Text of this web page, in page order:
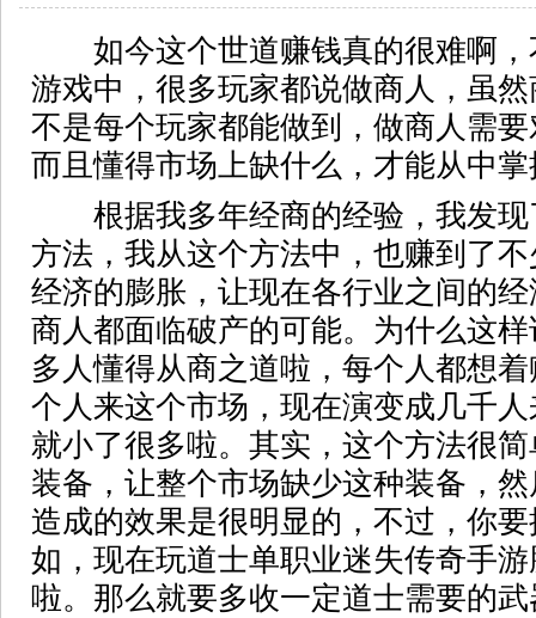
如今这个世道赚钱真的很难啊，
游戏中，很多玩家都说做商人，虽
不是每个玩家都能做到，做商人需
而且懂得市场上缺什么，才能从中
根据我多年经商的经验，我发现
方法，我从这个方法中，也赚到了
经济的膨胀，让现在各行业之间的
商人都面临破产的可能。为什么这
多人懂得从商之道啦，每个人都想
个人来这个市场，现在演变成几千
就小了很多啦。其实，这个方法很
装备，让整个市场缺少这种装备，
造成的效果是很明显的，不过，你
如，现在玩道士单职业迷失传奇手
啦。那么就要多收一定道士需要的